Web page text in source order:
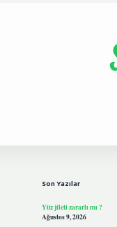
Son Yazılar
Yüz jileti zararlı mı ?
Ağustos 9, 2026